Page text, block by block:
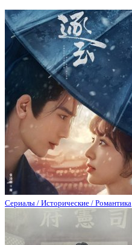
Сериалы / Исторические / Романтика